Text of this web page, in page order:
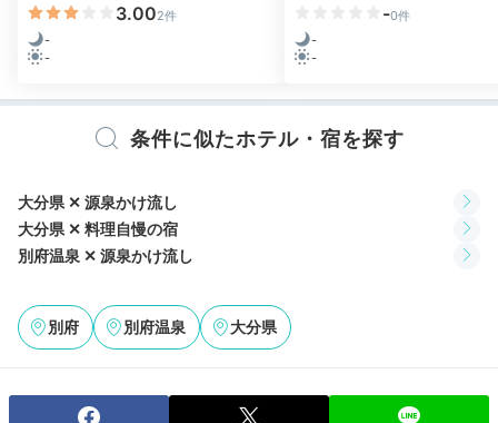
れる入浴法。自分が小籠包になった気分で面白かったで
す（笑）
18:00
黒毛和牛や海鮮に舌鼓
大分の美食ディナー
3.002件
-
-
-0件
-
-
条件に似たホテル・宿を探す
大分県 ✕ 源泉かけ流し
大分県 ✕ 料理自慢の宿
別府温泉 ✕ 源泉かけ流し
別府 別府温泉 大分県